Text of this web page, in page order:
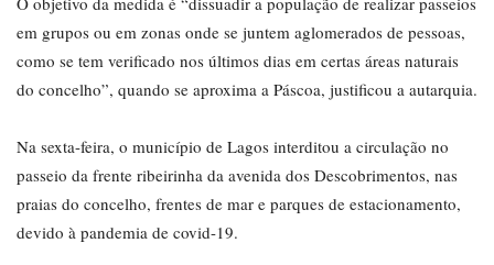
em grupos ou em zonas onde se juntem aglomerados de pessoas,
como se tem verificado nos últimos dias em certas áreas naturais
do concelho”, quando se aproxima a Páscoa, justificou a autarquia.
Na sexta-feira, o município de Lagos interditou a circulação no
passeio da frente ribeirinha da avenida dos Descobrimentos, nas
praias do concelho, frentes de mar e parques de estacionamento,
devido à pandemia de covid-19.